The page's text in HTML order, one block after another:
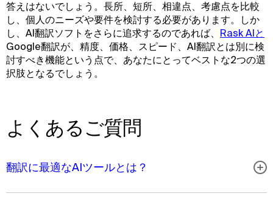
答えはないでしょう。長所、短所、相違点、考慮点を比較
し、個人のニーズや要件を検討する必要があります。しか
し、AI翻訳ソフトをさらに追求するのであれば、 Rask AIと
Google翻訳が、精度、価格、スピード、AI翻訳とは別に検
討すべき機能という点で、あなたにとってベストな2つの選
択肢となるでしょう。
よくあるご質問
翻訳に最適なAIツールとは？